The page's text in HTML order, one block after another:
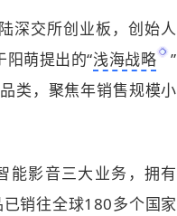
深交所创业板，创始人
萌提出的“浅海战略
”
类，聚焦年销售规模小
能影音三大业务，拥有
销往全球180多个国家